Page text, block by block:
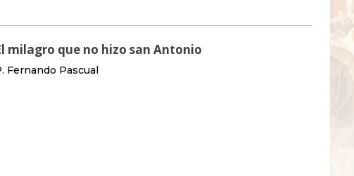
milagro que no hizo san Antonio
Fernando Pascual